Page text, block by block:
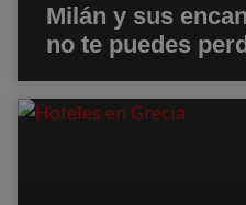
Milán y sus
no te puedes